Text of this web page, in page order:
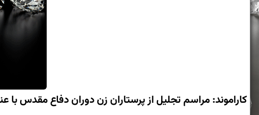
كاراموند: مراسم تجلیل از پرستاران زن دوران دفاع مقدس با